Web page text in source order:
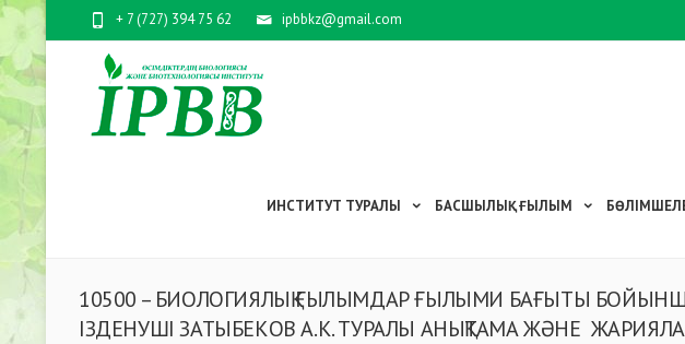
ipbbkz@gmail.com
+ 7 (727) 394 75 62
ИНСТИТУТ ТУРАЛЫ БАСШЫЛЫҚ ҒЫЛЫМ
10500 – БИОЛОГИЯЛЫҚ ҒЫЛЫМДАР ҒЫЛЫМИ БАҒЫТЫ
ІЗДЕНУШІ ЗАТЫБЕКОВ А.К. ТУРАЛЫ АНЫҚТАМА ЖӘНЕ